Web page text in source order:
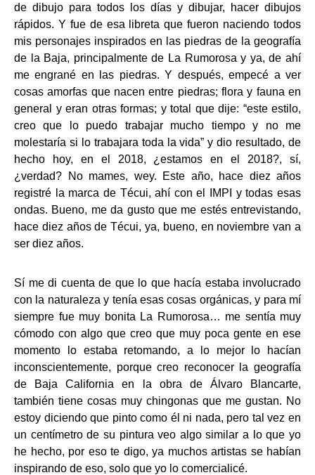
de dibujo para todos los días y dibujar, hacer dibujos
rápidos. Y fue de esa libreta que fueron naciendo todos
mis personajes inspirados en las piedras de la geografía
de la Baja, principalmente de La Rumorosa y ya, de ahí
me engrané en las piedras. Y después, empecé a ver
cosas amorfas que nacen entre piedras; flora y fauna en
general y eran otras formas; y total que dije: “este estilo,
creo que lo puedo trabajar mucho tiempo y no me
molestaría si lo trabajara toda la vida” y dio resultado, de
hecho hoy, en el 2018, ¿estamos en el 2018?, sí,
¿verdad? No mames, wey. Este año, hace diez años
registré la marca de Técui, ahí con el IMPI y todas esas
ondas. Bueno, me da gusto que me estés entrevistando,
hace diez años de Técui, ya, bueno, en noviembre van a
ser diez años.
Sí me di cuenta de que lo que hacía estaba involucrado
con la naturaleza y tenía esas cosas orgánicas, y para mí
siempre fue muy bonita La Rumorosa… me sentía muy
cómodo con algo que creo que muy poca gente en ese
momento lo estaba retomando, a lo mejor lo hacían
inconscientemente, porque creo reconocer la geografía
de Baja California en la obra de Álvaro Blancarte,
también tiene cosas muy chingonas que me gustan. No
estoy diciendo que pinto como él ni nada, pero tal vez en
un centímetro de su pintura veo algo similar a lo que yo
he hecho, por eso te digo, ya muchos artistas se habían
inspirando de eso, solo que yo lo comercialicé.